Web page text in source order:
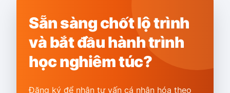
Sẵn sàng chốt lộ trình
và bắt đầu hành trình
học nghiêm túc?
Đăng ký để nhận tư vấn cá nhân hóa theo